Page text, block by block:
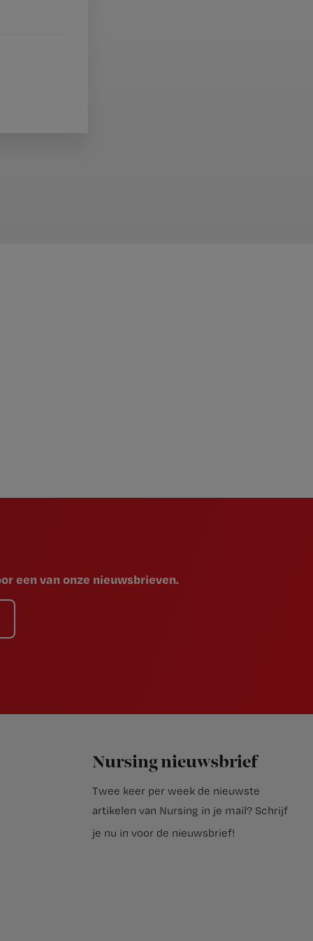
een van onze nieuwsbrieven.
Nursing nieuwsbrief
Twee keer per week de nieuwste
artikelen van Nursing in je mail? Schrijf
je nu in voor de nieuwsbrief!